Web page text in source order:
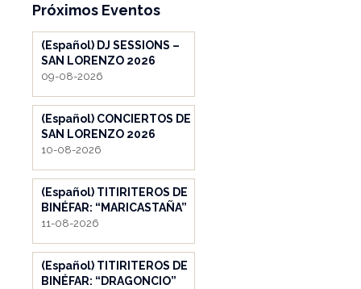
Próximos Eventos
(Español) DJ SESSIONS –
SAN LORENZO 2026
09-08-2026
(Español) CONCIERTOS DE
SAN LORENZO 2026
10-08-2026
(Español) TITIRITEROS DE
BINÉFAR: “MARICASTAÑA”
11-08-2026
(Español) TITIRITEROS DE
BINÉFAR: “DRAGONCIO”